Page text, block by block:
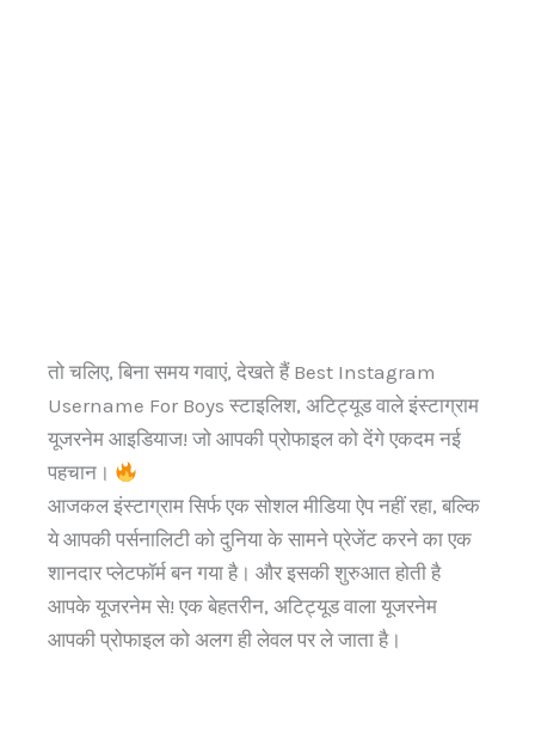
तो चलिए, बिना समय गवाएं, देखते हैं Best Instagram
Username For Boys स्टाइलिश, अटिट्यूड वाले इंस्टाग्राम
यूजरनेम आइडियाज! जो आपकी प्रोफाइल को देंगे एकदम नई
पहचान।
आजकल इंस्टाग्राम सिर्फ एक सोशल मीडिया ऐप नहीं रहा, बल्कि
ये आपकी पर्सनालिटी को दुनिया के सामने प्रेजेंट करने का एक
शानदार प्लेटफॉर्म बन गया है। और इसकी शुरुआत होती है
आपके यूजरनेम से! एक बेहतरीन, अटिट्यूड वाला यूजरनेम
आपकी प्रोफाइल को अलग ही लेवल पर ले जाता है।